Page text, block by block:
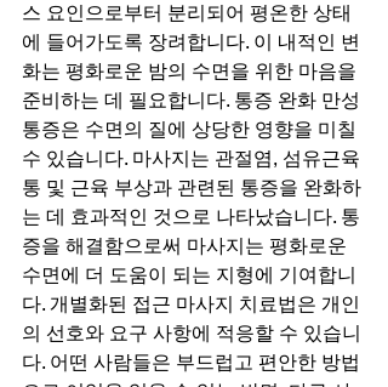
스 요인으로부터 분리되어 평온한 상태
에 들어가도록 장려합니다. 이 내적인 변
화는 평화로운 밤의 수면을 위한 마음을
준비하는 데 필요합니다. 통증 완화 만성
통증은 수면의 질에 상당한 영향을 미칠
수 있습니다. 마사지는 관절염, 섬유근육
통 및 근육 부상과 관련된 통증을 완화하
는 데 효과적인 것으로 나타났습니다. 통
증을 해결함으로써 마사지는 평화로운
수면에 더 도움이 되는 지형에 기여합니
다. 개별화된 접근 마사지 치료법은 개인
의 선호와 요구 사항에 적응할 수 있습니
다. 어떤 사람들은 부드럽고 편안한 방법